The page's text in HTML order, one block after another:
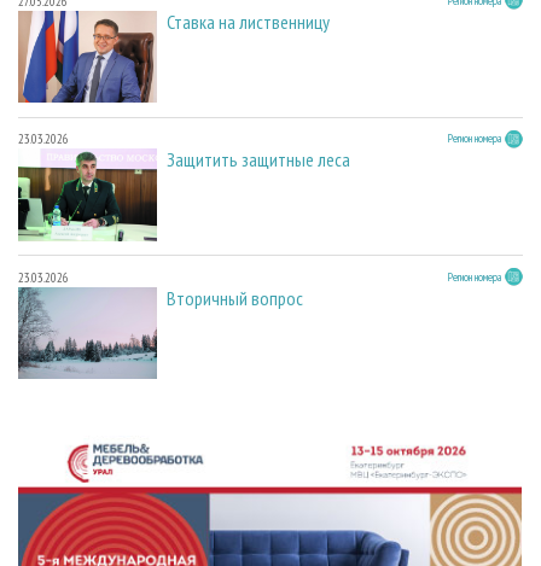
Ставка на лиственницу
23.03.2026 Регион номера
Защитить защитные леса
23.03.2026 Регион номера
Вторичный вопрос